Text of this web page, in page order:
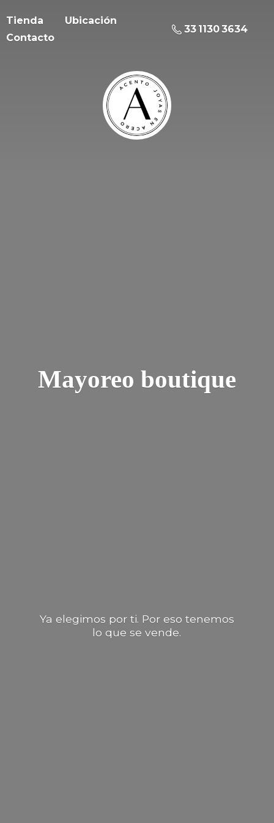
Tienda
Ubicación
Contacto
33 1130 3634
Mayoreo boutique
Ya elegimos por ti. Por eso tenemos
lo quese vende.